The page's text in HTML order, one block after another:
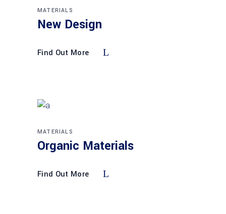
MATERIALS
New Design
Find Out More
MATERIALS
Organic Materials
Find Out More